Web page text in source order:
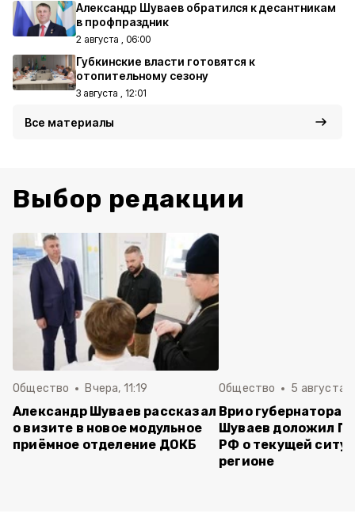
Александр Шуваев обратился к десантникам
в профпраздник
2 августа , 06:00
Губкинские власти готовятся к
отопительному сезону
3 августа , 12:01
Все материалы
Выбор редакции
Общество Вчера, 11:19
Александр Шуваев рассказал
о визите в новое модульное
приёмное отделение ДОКБ
Общество 5 августа ,
Врио губернатора
Шуваев доложил
РФ о текущей
регионе